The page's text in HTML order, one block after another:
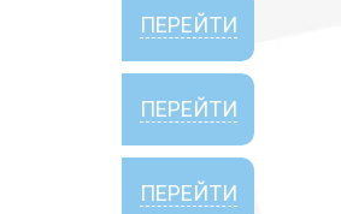
ПЕРЕЙТИ
ПЕРЕЙТИ
ПЕРЕЙТИ